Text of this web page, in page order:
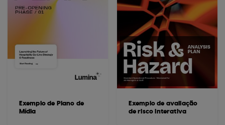
Exemplo de Plano de
Mídia
Exemplo de avaliação
de risco interativa